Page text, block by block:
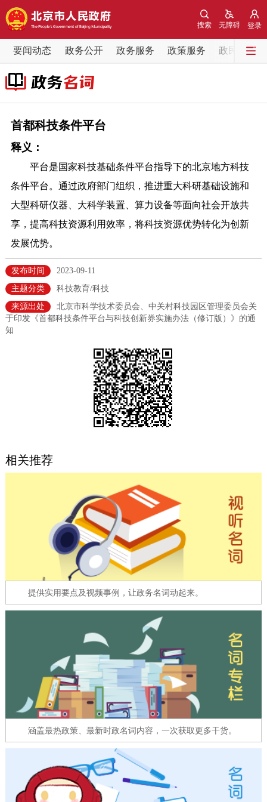
登录
无障碍
搜索
要闻动态 政务公开 政务服务 政策服务 政民互动
要闻动态
党中央精神
各区热点
政务公开
市领导 机构职能 政策服务
政策兑现
决策公开
政务服务
利企服务
阳光政务
12345网上接诉即办 我要咨询 我要建议
在线访谈 图说互动
走进北京
十六区概览
绿色北京 图说北京 视频北京
ENGLISH 한국어
DEUTSCH FRANÇAIS РУССКИЙ ЯЗЫК
ESPAÑOL العربية PORTUGUÊS
ITALIANO
首都科技条件平台
释义：
平台是国家科技基础条件平台指导下的北京地方科技
条件平台。通过政府部门组织，推进重大科研基础设施和
大型科研仪器、大科学装置、算力设备等面向社会开放共
享，提高科技资源利用效率，将科技资源优势转化为创新
发展优势。
发布时间
2023-09-11
主题分类
科技教育/科技
来源出处
北京市科学技术委员会、中关村科技园区管理委员会关
于印发《首都科技条件平台与科技创新券实施办法（修订版）》的通
知
相关推荐
提供实用要点及视频事例，让政务名词动起来。
涵盖最热政策、最新时政名词内容，一次获取更多干货。